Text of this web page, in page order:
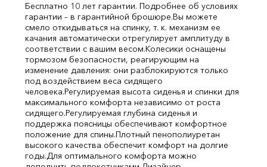
Бесплатно 10 лет гарантии. Подробнее об условиях
гарантии – в гарантийной брошюре.Вы можете
смело откидываться на спинку, т. к. механизм ее
качания автоматически отрегулирует амплитуду в
соответствии с вашим весом.Колесики оснащены
тормозом безопасности, реагирующим на
изменение давления: они разблокируются только
под воздействием веса сидящего
человека.Регулируемая высота сиденья и спинки для
максимального комфорта независимо от роста
сидящего.Регулируемая глубина сиденья и
поддержка поясницы обеспечивают комфортное
положение для спины.Плотный пенополиуретан
высокого качества обеспечит комфорт на долгие
годы.Для оптимального комфорта можно